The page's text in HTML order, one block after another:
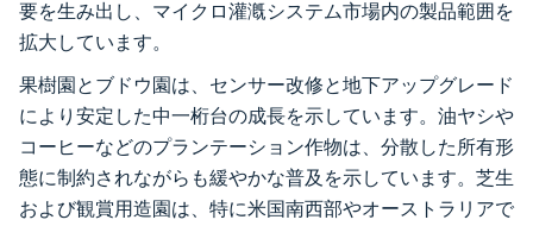
要を生み出し、マイクロ灌漑システム市場内の製品範囲を
拡大しています。
果樹園とブドウ園は、センサー改修と地下アップグレード
により安定した中一桁台の成長を示しています。油ヤシや
コーヒーなどのプランテーション作物は、分散した所有形
態に制約されながらも緩やかな普及を示しています。芝生
および観賞用造園は、特に米国南西部やオーストラリアで